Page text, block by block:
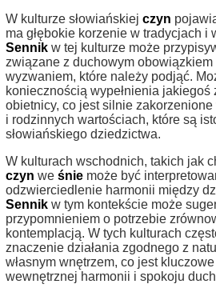
W kulturze słowiańskiej czyn
ma głębokie korzenie w tradycjach i
Sennik w tej kulturze może
związane z duchowym
wyzwaniem, które należy podjąć.
koniecznością wypełnienia jakiegoś
obietnicy, co jest silnie
i rodzinnych wartościach, które są
słowiańskiego dziedzictwa.
W kulturach wschodnich, takich jak
czyn we śnie może być
odzwierciedlenie harmonii między
Sennik w tym kontekście może
przypomnieniem o potrzebie
kontemplacją. W tych kulturach
znaczenie działania zgodnego z
własnym wnętrzem, co jest
wewnętrznej harmonii i spokoju